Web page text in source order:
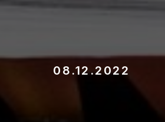
08.12.2022